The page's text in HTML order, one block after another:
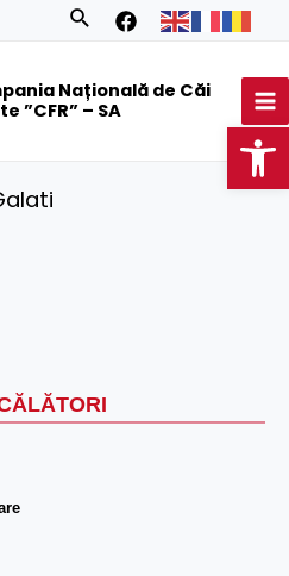
Search
Națională de Căi
”CFR” – SA